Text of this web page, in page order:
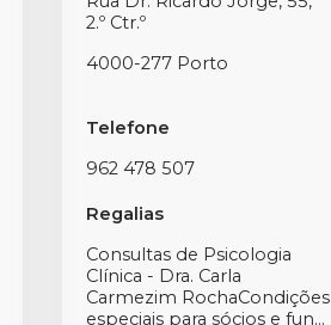
2.º Ctr.º
4000-277 Porto
Telefone
962 478 507
Regalias
Consultas de Psicologia
Clínica - Dra. Carla
Carmezim RochaCondições
especiais para sócios e fun...